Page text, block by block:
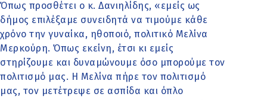
Όπως προσθέτει ο κ. Δανιηλίδης, «εμείς ως
δήμος επιλέξαμε συνειδητά να τιμούμε κάθε
χρόνο την γυναίκα, ηθοποιό, πολιτικό Μελίνα
Μερκούρη. Όπως εκείνη, έτσι κι εμείς
στηρίζουμε και δυναμώνουμε όσο μπορούμε τον
πολιτισμό μας. Η Μελίνα πήρε τον πολιτισμό
μας, τον μετέτρεψε σε ασπίδα και όπλο